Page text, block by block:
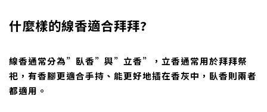
什麼樣的線香適合拜拜?
線香通常分為”臥香”與”立香”，立香通常用於拜拜祭
祀，有香腳更適合手持、能更好地插在香灰中，臥香則兩者
都適用。